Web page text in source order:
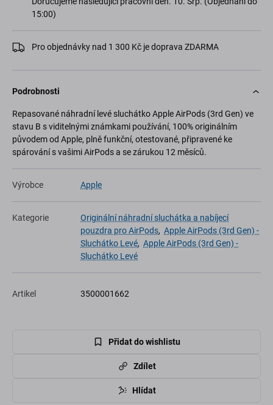
15:00)
Pro objednávky nad 1 300 Kč je doprava ZDARMA
Podrobnosti
Repasované náhradní levé sluchátko Apple AirPods (3rd Gen) ve
stavu B s viditelnými známkami používání, 100% originálním
původem od Apple, plně funkční, otestované, připravené ke
spárování s vašimi AirPods a se zárukou 12 měsíců.
Výrobce Apple
Kategorie
Originální náhradní sluchátka a nabíjecí
pouzdra pro AirPods, Apple AirPods (3rd Gen) -
Sluchátko Levé, Apple AirPods (3rd Gen) -
Sluchátko Levé
Artikel 3500001662
Přidat do wishlistu
Zdílet
Hlídat